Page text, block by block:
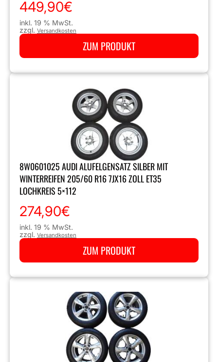
449,90€
inkl. 19 % MwSt.
zzgl. Versandkosten
ZUM PRODUKT
8W0601025 AUDI ALUFELGENSATZ SILBER MIT
WINTERREIFEN 205/60 R16 7JX16 ZOLL ET35
LOCHKREIS 5×112
274,90€
inkl. 19 % MwSt.
zzgl. Versandkosten
ZUM PRODUKT